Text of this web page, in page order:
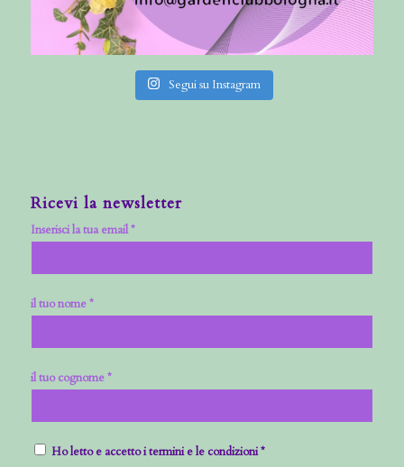
Segui su Instagram
Ricevi la newsletter
Inserisci la tua email *
il tuo nome *
il tuo cognome *
Ho letto e accetto i termini e le condizioni *